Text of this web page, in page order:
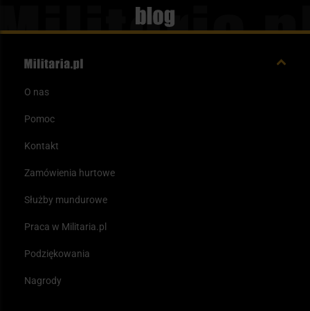
Blog
O nas
Pomoc
Kontakt
Zamówienia hurtowe
Służby mundurowe
Praca w Militaria.pl
Podziękowania
Nagrody